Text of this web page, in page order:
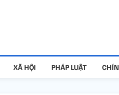
XÃ HỘI PHÁP LUẬT